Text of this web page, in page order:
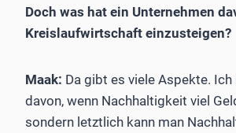
Doch was hat ein Unternehmen
Kreislaufwirtschaft einzu­steigen?
Maak: Da gibt es viele Aspekte.
davon, wenn Nachhaltigkeit viel
sondern letztlich kann man